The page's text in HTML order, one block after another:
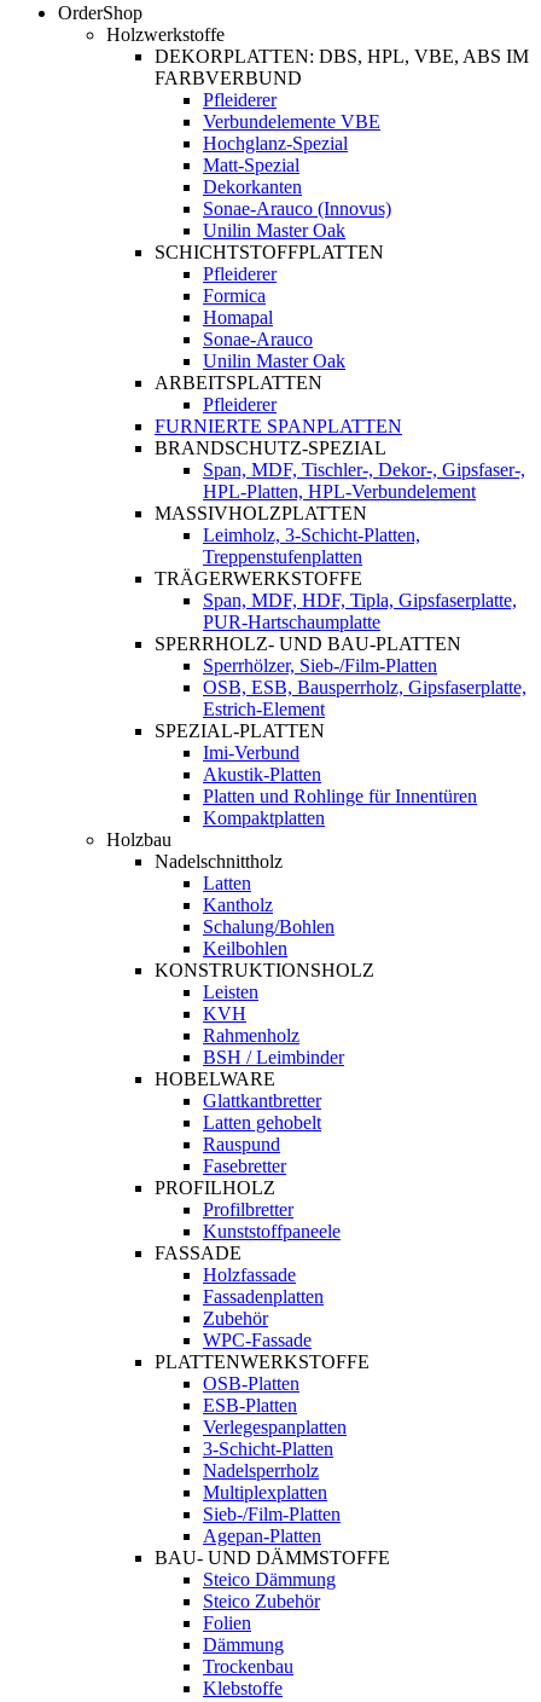
OrderShop
Holzwerkstoffe
DEKORPLATTEN: DBS, HPL, VBE, ABS IM
FARBVERBUND
Pfleiderer
Verbundelemente VBE
Hochglanz-Spezial
Matt-Spezial
Dekorkanten
Sonae-Arauco (Innovus)
Unilin Master Oak
SCHICHTSTOFFPLATTEN
Pfleiderer
Formica
Homapal
Sonae-Arauco
Unilin Master Oak
ARBEITSPLATTEN
Pfleiderer
FURNIERTE SPANPLATTEN
BRANDSCHUTZ-SPEZIAL
Span, MDF, Tischler-, Dekor-, Gipsfaser-,
HPL-Platten, HPL-Verbundelement
MASSIVHOLZPLATTEN
Leimholz, 3-Schicht-Platten,
Treppenstufenplatten
TRÄGERWERKSTOFFE
Span, MDF, HDF, Tipla, Gipsfaserplatte,
PUR-Hartschaumplatte
SPERRHOLZ- UND BAU-PLATTEN
Sperrhölzer, Sieb-/Film-Platten
OSB, ESB, Bausperrholz, Gipsfaserplatte,
Estrich-Element
SPEZIAL-PLATTEN
Imi-Verbund
Akustik-Platten
Platten und Rohlinge für Innentüren
Kompaktplatten
Holzbau
Nadelschnittholz
Latten
Kantholz
Schalung/Bohlen
Keilbohlen
KONSTRUKTIONSHOLZ
Leisten
KVH
Rahmenholz
BSH / Leimbinder
HOBELWARE
Glattkantbretter
Latten gehobelt
Rauspund
Fasebretter
PROFILHOLZ
Profilbretter
Kunststoffpaneele
FASSADE
Holzfassade
Fassadenplatten
Zubehör
WPC-Fassade
PLATTENWERKSTOFFE
OSB-Platten
ESB-Platten
Verlegespanplatten
3-Schicht-Platten
Nadelsperrholz
Multiplexplatten
Sieb-/Film-Platten
Agepan-Platten
BAU- UND DÄMMSTOFFE
Steico Dämmung
Steico Zubehör
Folien
Dämmung
Trockenbau
Klebstoffe